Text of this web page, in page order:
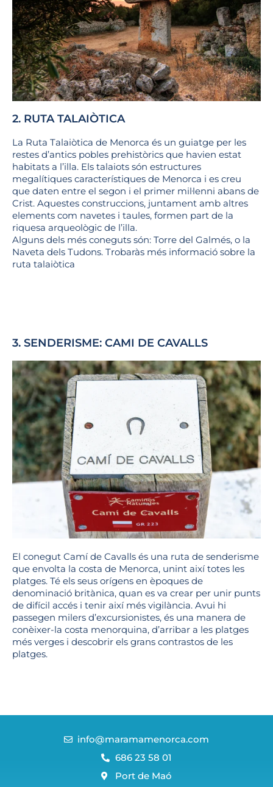
2. RUTA TALAIÒTICA
La Ruta Talaiòtica de Menorca és un guiatge per les
restes d’antics pobles prehistòrics que havien estat
habitats a l’illa. Els talaiots són estructures
megalítiques característiques de Menorca i es creu
que daten entre el segon i el primer mil·lenni abans de
Crist. Aquestes construccions, juntament amb altres
elements com navetes i taules, formen part de la
riquesa arqueològic de l’illa.
Alguns dels més coneguts són: Torre del Galmés, o la
Naveta dels Tudons. Trobaràs més informació sobre la
ruta talaiòtica
3. SENDERISME: CAMI DE CAVALLS
El conegut Camí de Cavalls és una ruta de senderisme
que envolta la costa de Menorca, unint així totes les
platges. Té els seus orígens en èpoques de
denominació britànica, quan es va crear per unir punts
de difícil accés i tenir així més vigilància. Avui hi
passegen milers d’excursionistes, és una manera de
conèixer-la costa menorquina, d’arribar a les platges
més verges i descobrir els grans contrastos de les
platges.
info@maramamenorca.com
686 23 58 01
Port de Maó